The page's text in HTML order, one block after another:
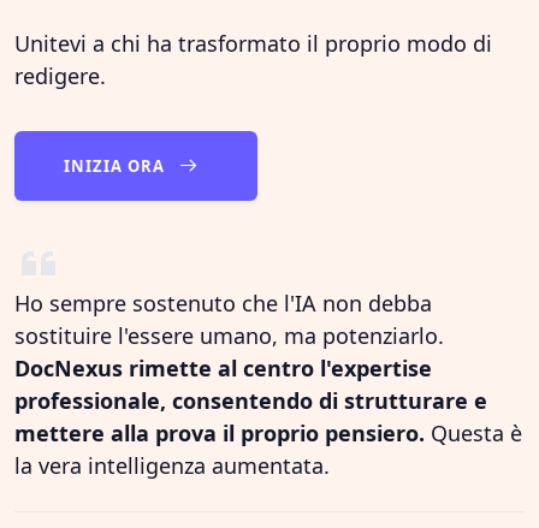
Unitevi a chi ha trasformato il proprio modo di
redigere.
INIZIA ORA
Ho sempre sostenuto che l'IA non debba
sostituire l'essere umano, ma potenziarlo.
DocNexus rimette al centro l'expertise
professionale, consentendo di strutturare e
mettere alla prova il proprio pensiero. Questa è
la vera intelligenza aumentata.